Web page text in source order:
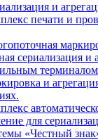
и
печати и
сериализация и
терминалом
и
для
«Честный